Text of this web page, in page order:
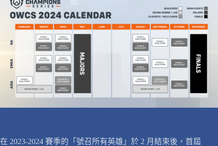
在 2023-2024 賽季的「號召所有英雄」於 2 月結束後，首屆